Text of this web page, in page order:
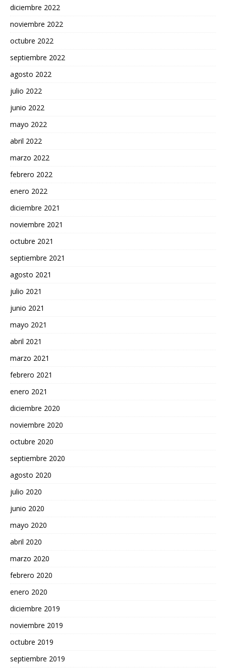
diciembre 2022
noviembre 2022
octubre 2022
septiembre 2022
agosto 2022
julio 2022
junio 2022
mayo 2022
abril 2022
marzo 2022
febrero 2022
enero 2022
diciembre 2021
noviembre 2021
octubre 2021
septiembre 2021
agosto 2021
julio 2021
junio 2021
mayo 2021
abril 2021
marzo 2021
febrero 2021
enero 2021
diciembre 2020
noviembre 2020
octubre 2020
septiembre 2020
agosto 2020
julio 2020
junio 2020
mayo 2020
abril 2020
marzo 2020
febrero 2020
enero 2020
diciembre 2019
noviembre 2019
octubre 2019
septiembre 2019